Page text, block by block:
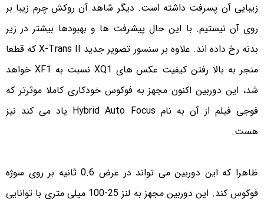
زیبایی آن پسرفت داشته است. دیگر شاهد آن روکش چرم زیبا بر
روی آن نیستیم. با این حال پیشرفت ها و بهبودها بیشتر در زیر
بدنه رخ داده اند. علاوه بر سنسور تصویر جدید X-Trans II که قطعا
منجر به بالا رفتن کیفیت عکس های XQ1 نسبت به XF1 خواهد
شد، این دوربین اکنون مجهز به فوکوس خودکاری کاملا موثرتر که
فوجی فیلم از آن به نام Hybrid Auto Focus یاد می کند نیز
هست.
ظاهرا که این دوربین می تواند در عرض 0.6 ثانیه بر روی سوژه
فوکوس کند. این دوربین مجهز به لنز 25-100 میلی متری با توانایی